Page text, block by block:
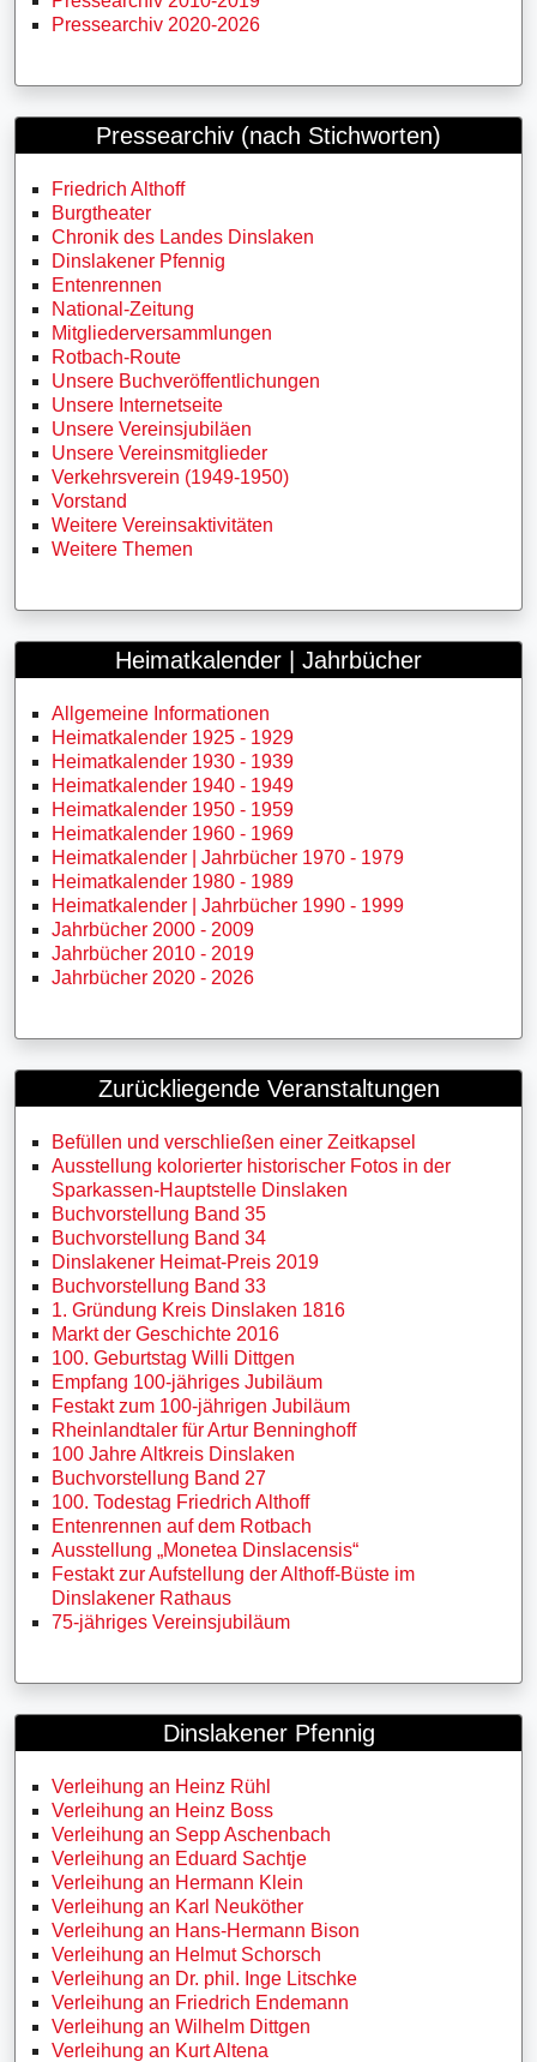
Pressearchiv 2020-2026
Pressearchiv (nach Stichworten)
Friedrich Althoff
Burgtheater
Chronik des Landes Dinslaken
Dinslakener Pfennig
Entenrennen
National-Zeitung
Mitgliederversammlungen
Rotbach-Route
Unsere Buchveröffentlichungen
Unsere Internetseite
Unsere Vereinsjubiläen
Unsere Vereinsmitglieder
Verkehrsverein (1949-1950)
Vorstand
Weitere Vereinsaktivitäten
Weitere Themen
Heimatkalender | Jahrbücher
Allgemeine Informationen
Heimatkalender 1925 - 1929
Heimatkalender 1930 - 1939
Heimatkalender 1940 - 1949
Heimatkalender 1950 - 1959
Heimatkalender 1960 - 1969
Heimatkalender | Jahrbücher 1970 - 1979
Heimatkalender 1980 - 1989
Heimatkalender | Jahrbücher 1990 - 1999
Jahrbücher 2000 - 2009
Jahrbücher 2010 - 2019
Jahrbücher 2020 - 2026
Zurückliegende Veranstaltungen
Befüllen und verschließen einer Zeitkapsel
Ausstellung kolorierter historischer Fotos in der
Sparkassen-Hauptstelle Dinslaken
Buchvorstellung Band 35
Buchvorstellung Band 34
Dinslakener Heimat-Preis 2019
Buchvorstellung Band 33
1. Gründung Kreis Dinslaken 1816
Markt der Geschichte 2016
100. Geburtstag Willi Dittgen
Empfang 100-jähriges Jubiläum
Festakt zum 100-jährigen Jubiläum
Rheinlandtaler für Artur Benninghoff
100 Jahre Altkreis Dinslaken
Buchvorstellung Band 27
100. Todestag Friedrich Althoff
Entenrennen auf dem Rotbach
Ausstellung „Monetea Dinslacensis“
Festakt zur Aufstellung der Althoff-Büste im
Dinslakener Rathaus
75-jähriges Vereinsjubiläum
Dinslakener Pfennig
Verleihung an Heinz Rühl
Verleihung an Heinz Boss
Verleihung an Sepp Aschenbach
Verleihung an Eduard Sachtje
Verleihung an Hermann Klein
Verleihung an Karl Neuköther
Verleihung an Hans-Hermann Bison
Verleihung an Helmut Schorsch
Verleihung an Dr. phil. Inge Litschke
Verleihung an Friedrich Endemann
Verleihung an Wilhelm Dittgen
Verleihung an Kurt Altena